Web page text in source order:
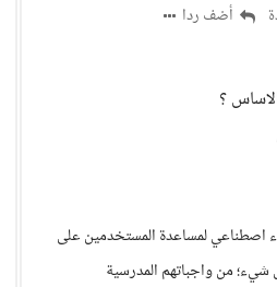
company was onto
أضف ردا
؟
اصطناعي لمساعدة المستخدمين على
من واجباتهم المدرسية